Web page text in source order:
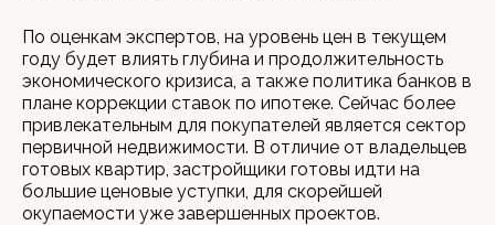
По оценкам экспертов, на уровень цен в текущем
году будет влиять глубина и продолжительность
экономического кризиса, а также политика банков в
плане коррекции ставок по ипотеке. Сейчас более
привлекательным для покупателей является сектор
первичной недвижимости. В отличие от владельцев
готовых квартир, застройщики готовы идти на
большие ценовые уступки, для скорейшей
окупаемости уже завершенных проектов.